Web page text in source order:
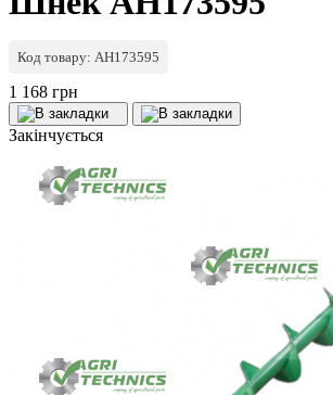
Код товару: AH173595
1 168 грн
Закінчується